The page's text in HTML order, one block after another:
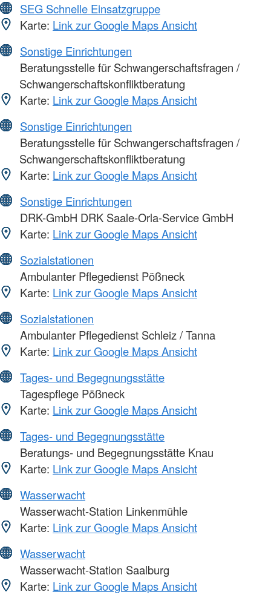
SEG Schnelle Einsatzgruppe
Karte: Link zur Google Maps Ansicht
Sonstige Einrichtungen
Beratungsstelle für Schwangerschaftsfragen /
Schwangerschaftskonfliktberatung
Karte: Link zur Google Maps Ansicht
Sonstige Einrichtungen
Beratungsstelle für Schwangerschaftsfragen /
Schwangerschaftskonfliktberatung
Karte: Link zur Google Maps Ansicht
Sonstige Einrichtungen
DRK-GmbH DRK Saale-Orla-Service GmbH
Karte: Link zur Google Maps Ansicht
Sozialstationen
Ambulanter Pflegedienst Pößneck
Karte: Link zur Google Maps Ansicht
Sozialstationen
Ambulanter Pflegedienst Schleiz / Tanna
Karte: Link zur Google Maps Ansicht
Tages- und Begegnungsstätte
Tagespflege Pößneck
Karte: Link zur Google Maps Ansicht
Tages- und Begegnungsstätte
Beratungs- und Begegnungsstätte Knau
Karte: Link zur Google Maps Ansicht
Wasserwacht
Wasserwacht-Station Linkenmühle
Karte: Link zur Google Maps Ansicht
Wasserwacht
Wasserwacht-Station Saalburg
Karte: Link zur Google Maps Ansicht